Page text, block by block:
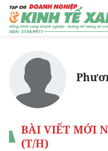
BÀI VIẾT MỚI
(T/H)